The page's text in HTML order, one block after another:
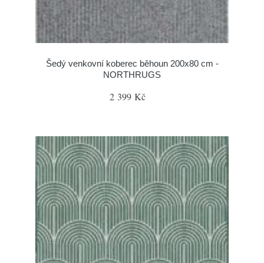
Šedý venkovní koberec běhoun 200x80 cm -
NORTHRUGS
2 399 Kč